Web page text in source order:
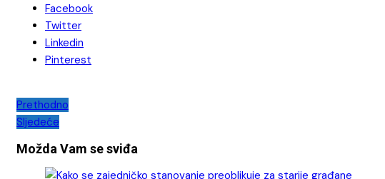
Facebook
Twitter
Linkedin
Pinterest
Navigacija
objava
Prethodno
Sljedeće
Možda Vam se sviđa